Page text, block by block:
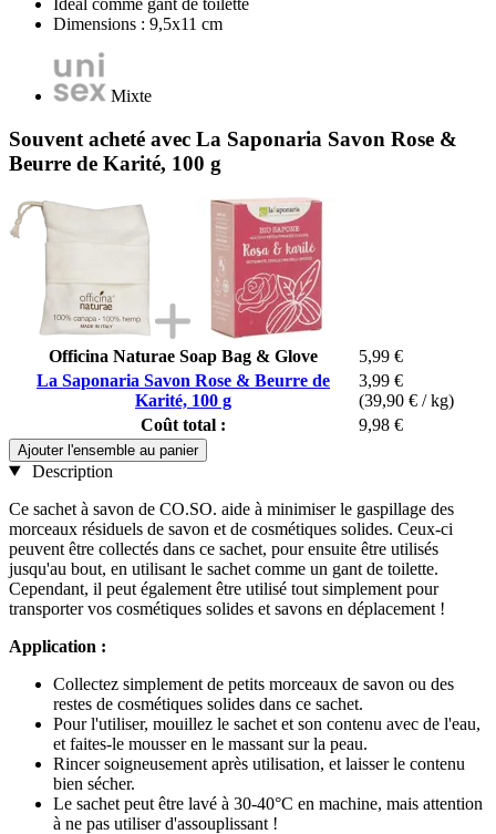
Idéal comme gant de toilette
Dimensions : 9,5x11 cm
Mixte
Souvent acheté avec La Saponaria Savon Rose &
Beurre de Karité, 100 g
Officina Naturae Soap Bag & Glove
5,99 €
La Saponaria Savon Rose & Beurre de
Karité, 100 g
3,99 €
(39,90 € / kg)
Coût total :
9,98 €
Ajouter l'ensemble au panier
Description
Ce sachet à savon de CO.SO. aide à minimiser le gaspillage des
morceaux résiduels de savon et de cosmétiques solides. Ceux-ci
peuvent être collectés dans ce sachet, pour ensuite être utilisés
jusqu'au bout, en utilisant le sachet comme un gant de toilette.
Cependant, il peut également être utilisé tout simplement pour
transporter vos cosmétiques solides et savons en déplacement !
Application :
Collectez simplement de petits morceaux de savon ou des
restes de cosmétiques solides dans ce sachet.
Pour l'utiliser, mouillez le sachet et son contenu avec de l'eau,
et faites-le mousser en le massant sur la peau.
Rincer soigneusement après utilisation, et laisser le contenu
bien sécher.
Le sachet peut être lavé à 30-40°C en machine, mais attention
à ne pas utiliser d'assouplissant !